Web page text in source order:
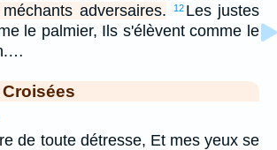
adversaires.
12 Les justes
le palmier, Ils s'élèvent comme le
de toute détresse, Et mes yeux se